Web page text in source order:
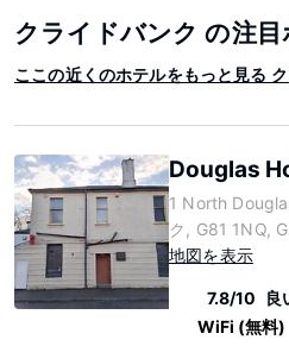
クライドバンク の注
ここの近くのホテルをもっと見る
Douglas
1 North
ク, G81 1NQ,
地図を表示
7.8/10 良
WiFi (無料)